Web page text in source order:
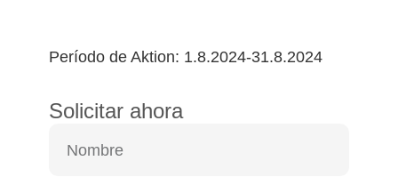
Período de Aktion: 1.8.2024-31.8.2024
Solicitar ahora